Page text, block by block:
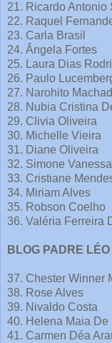
21. Ricardo Antonio
22. Raquel
23. Carla Brasil
24. Ângela Fortes
25. Laura Dias
26. Paulo
27. Narohito
28. Nubia Cristina
29. Clivia Oliveira
30. Michelle Vieira
31. Diane Oliveira
32. Simone Vanessa
33. Cristiane
34. Miriam Alves
35. Robson Coelho
36. Valéria Ferreira
BLOG PADRE
37. Chester Winner
38. Rose Alves
39. Nivaldo Costa
40. Helena Maia De
41. Carmen Déa